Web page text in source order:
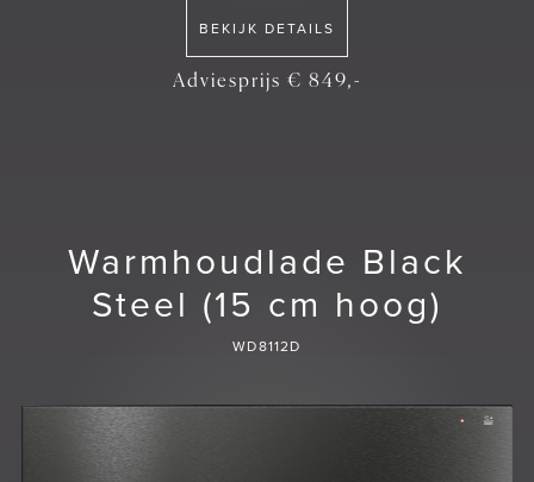
BEKIJK DETAILS
Adviesprijs € 849,-
Warmhoudlade Black
Steel (15 cm hoog)
WD8112D